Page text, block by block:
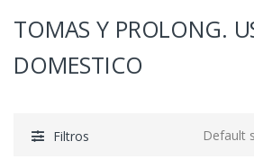
TOMAS Y PROLONG.
DOMESTICO
Filtros